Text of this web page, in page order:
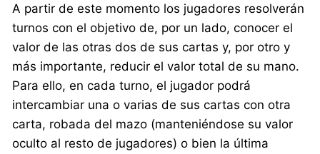
A partir de este momento los jugadores resolverán
turnos con el objetivo de, por un lado, conocer el
valor de las otras dos de sus cartas y, por otro y
más importante, reducir el valor total de su mano.
Para ello, en cada turno, el jugador podrá
intercambiar una o varias de sus cartas con otra
carta, robada del mazo (manteniéndose su valor
oculto al resto de jugadores) o bien la última